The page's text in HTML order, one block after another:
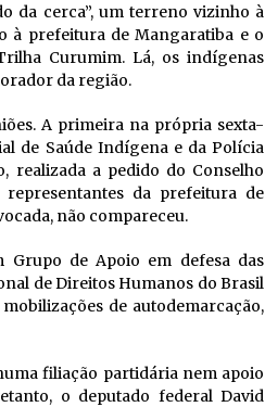
da cerca”, um terreno vizinho à
à prefeitura de Mangaratiba e o
Curumim. Lá, os indígenas
da região.
A primeira na própria sexta-
de Saúde Indígena e da Polícia
realizada a pedido do Conselho
da prefeitura de
não compareceu.
de Apoio em defesa das
de Direitos Humanos do Brasil
de autodemarcação,
filiação partidária nem apoio
o deputado federal David